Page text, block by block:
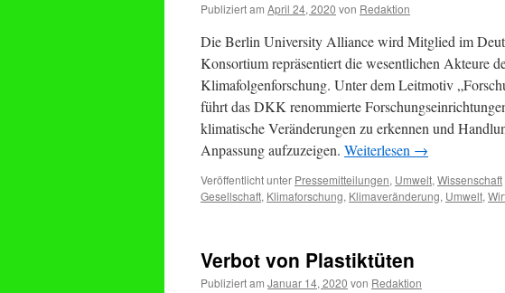
Publiziert am April 24, 2020 von Redaktion
Die Berlin University Alliance wird Mitglied im
Konsortium repräsentiert die wesentlichen Akteure
Klimafolgenforschung. Unter dem Leitmotiv
führt das DKK renommierte
klimatische Veränderungen zu erkennen und
Anpassung aufzuzeigen. Weiterlesen →
Veröffentlicht unter Pressemitteilungen, Umwelt, Wissenschaft
Gesellschaft, Klimaforschung, Klimaveränderung, Umwelt,
Verbot von Plastiktüten
Publiziert am Januar 14, 2020 von Redaktion